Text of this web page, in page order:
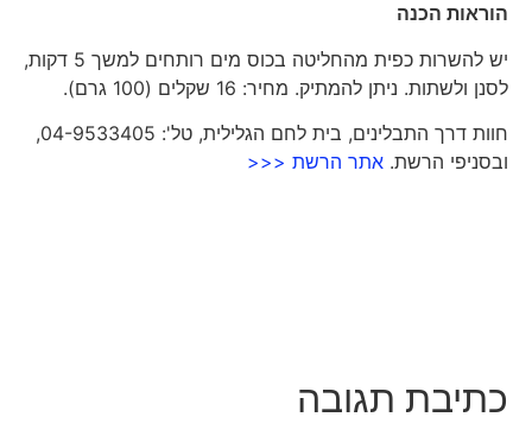
הוראות הכנה
יש להשרות כפית מהחליטה בכוס מים רותחים למשך 5 דקות,
לסנן ולשתות. ניתן להמתיק. מחיר: 16 שקלים (100 גרם).
חוות דרך התבלינים, בית לחם הגלילית, טל': 04-9533405,
ובסניפי הרשת.אתר הרשת <<<
כתיבת תגובה